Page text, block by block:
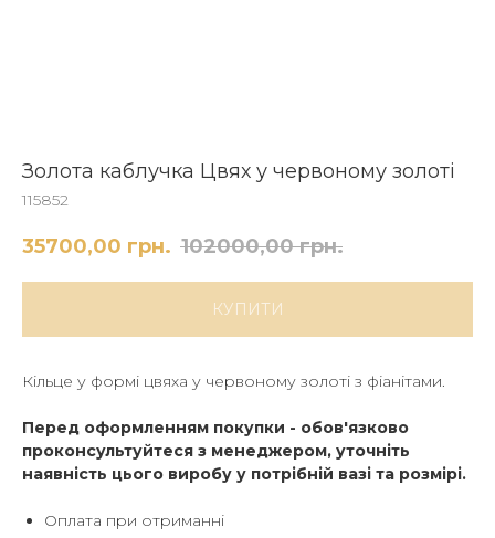
Золота каблучка Цвях у червоному золоті
115852
35700,00 грн. 102000,00 грн.
КУПИТИ
Кільце у формі цвяха у червоному золоті з фіанітами.
Перед оформленням покупки - обов'язково
проконсультуйтеся з менеджером, уточніть
наявність цього виробу у потрібній вазі та розмірі.
Оплата при отриманні